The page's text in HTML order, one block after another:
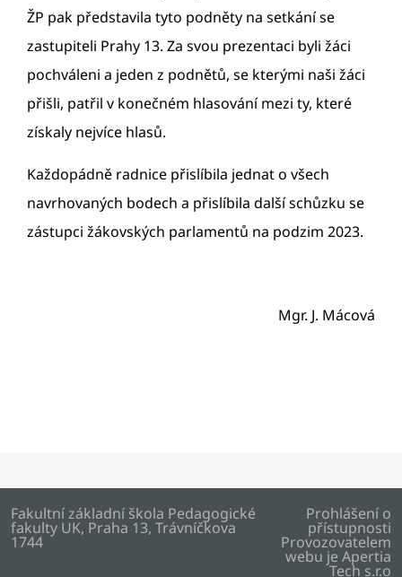
ŽP pak představila tyto podněty na setkání se
zastupiteli Prahy 13. Za svou prezentaci byli žáci
pochváleni a jeden z podnětů, se kterými naši žáci
přišli, patřil v konečném hlasování mezi ty, které
získaly nejvíce hlasů.
Každopádně radnice přislíbila jednat o všech
navrhovaných bodech a přislíbila další schůzku se
zástupci žákovských parlamentů na podzim 2023.
Mgr. J. Mácová
Fakultní základní škola Pedagogické
fakulty UK, Praha 13, Trávníčkova
1744
Prohlášení o
přístupnosti
Provozovatelem
webu je Apertia
Tech s.r.o